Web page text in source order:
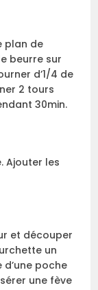
plan de
beurre sur
d’1/4 de
2 tours
30min.
Ajouter les
et découper
un
poche
une fève